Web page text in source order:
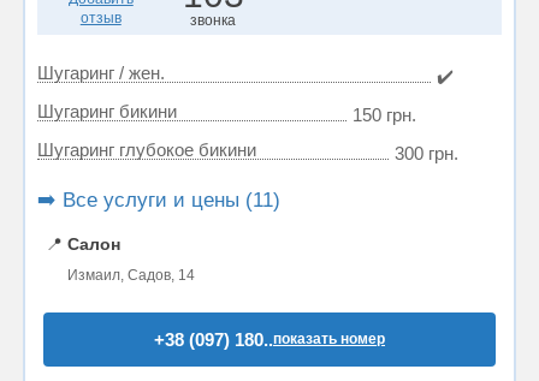
отзыв
звонка
Шугаринг / жен.
✔️
Шугаринг бикини
150 грн.
Шугаринг глубокое бикини
300 грн.
➡️ Все услуги и цены (11)
📍 Салон
Измаил, Садов, 14
+38 (097) 180..показать номер